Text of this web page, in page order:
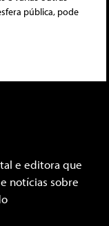
pública, pode
e editora que
notícias sobre